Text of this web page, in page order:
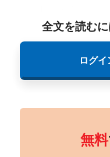
全文を読む
ログ
無料